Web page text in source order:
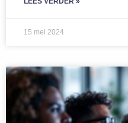
15 mei 2024